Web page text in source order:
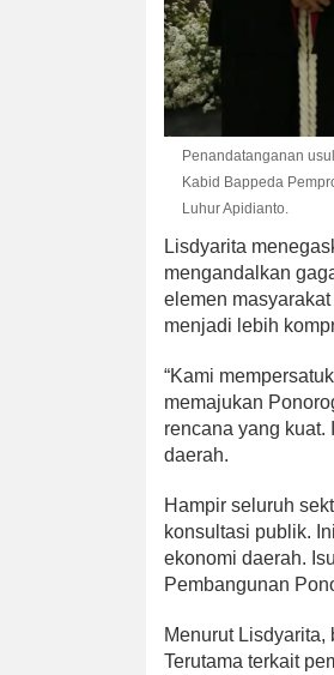
Penandatanganan
Kabid Bappeda
Luhur Apidianto.
Lisdyarita
mengandalkan
elemen
menjadi lebih
“Kami
memajukan
rencana yang kuat.
daerah.
Hampir seluruh
konsultasi publik.
ekonomi daerah.
Pembangunan
Menurut
Terutama terkait